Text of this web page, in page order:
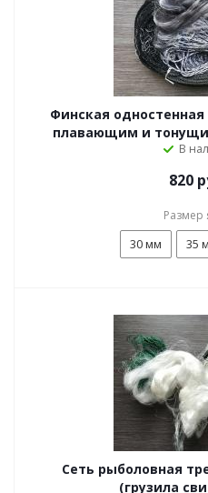
Финская
плавающим и
В
820
Размер
30 мм 35
Сеть рыболовная
(грузила